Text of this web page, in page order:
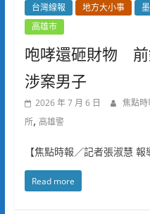
台灣線報 地方大小事
高雄市
咆哮還砸財物 前
涉案男子
2026 年 7 月 6 日 焦點時
所, 高雄警
【焦點時報／記者張淑慧
Read more